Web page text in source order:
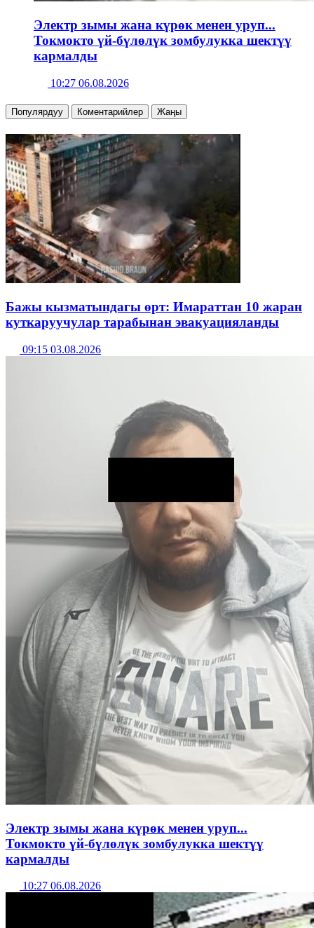
Электр зымы жана күрөк менен уруп...
Токмокто үй-бүлөлүк зомбулукка шектүү
кармалды
10:27 06.08.2026
Популярдуу Коментарийлер Жаңы
Бажы кызматындагы өрт: Имараттан 10 жаран
куткаруучулар тарабынан эвакуацияланды
09:15 03.08.2026
Электр зымы жана күрөк менен уруп...
Токмокто үй-бүлөлүк зомбулукка шектүү
кармалды
10:27 06.08.2026